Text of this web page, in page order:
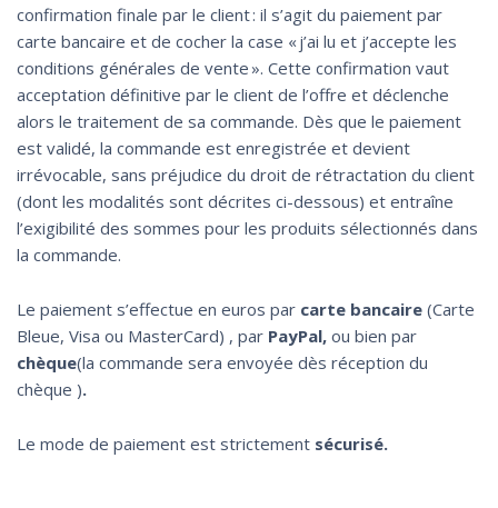
confirmation finale par le client : il s’agit du paiement par
carte bancaire et de cocher la case « j’ai lu et j’accepte les
conditions générales de vente ». Cette confirmation vaut
acceptation définitive par le client de l’offre et déclenche
alors le traitement de sa commande. Dès que le paiement
est validé, la commande est enregistrée et devient
irrévocable, sans préjudice du droit de rétractation du client
(dont les modalités sont décrites ci-dessous) et entraîne
l’exigibilité des sommes pour les produits sélectionnés dans
la commande.
Le paiement s’effectue en euros par carte bancaire (Carte
Bleue, Visa ou MasterCard) , par PayPal, ou bien par
chèque(la commande sera envoyée dès réception du
chèque ).
Le mode de paiement est strictement sécurisé.